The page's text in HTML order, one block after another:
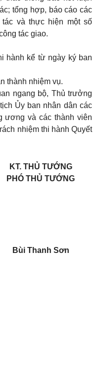
tổng hợp, báo cáo các
tác và thực hiện một số
tác giao.
hành kể từ ngày ký ban
thành nhiệm vụ.
ngang bộ, Thủ trưởng
Ủy ban nhân dân các
ương và các thành viên
nhiệm thi hành Quyết
KT. THỦ TƯỚNG
PHÓ THỦ TƯỚNG
Bùi Thanh Sơn